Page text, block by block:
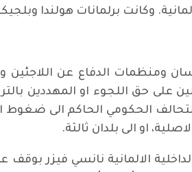
وكانت برلمانات هولندا
ومنظمات الدفاع عن اللاجئين
على حق اللجوء او المهددين
الحكومي الحاكم الى ضغوط
او الى بلدان ثالثة.
الالمانية نانسي فيزر بوقف